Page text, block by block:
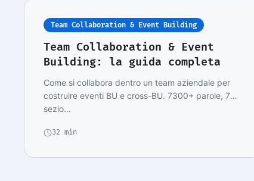
Team Collaboration & Event Building
Team Collaboration & Event
Building: la guida completa
Come si collabora dentro un team aziendale per
costruire eventi BU e cross-BU. 7300+ parole, 7
sezio…
32 min